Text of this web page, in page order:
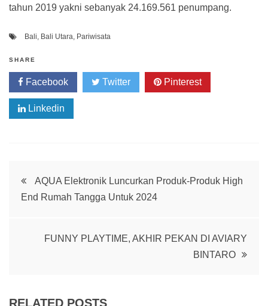
tahun 2019 yakni sebanyak 24.169.561 penumpang.
Bali, Bali Utara, Pariwisata
SHARE
Facebook Twitter Pinterest
Linkedin
Post
navigation
AQUA Elektronik Luncurkan Produk-Produk High
End Rumah Tangga Untuk 2024
FUNNY PLAYTIME, AKHIR PEKAN DI AVIARY
BINTARO
RELATED POSTS